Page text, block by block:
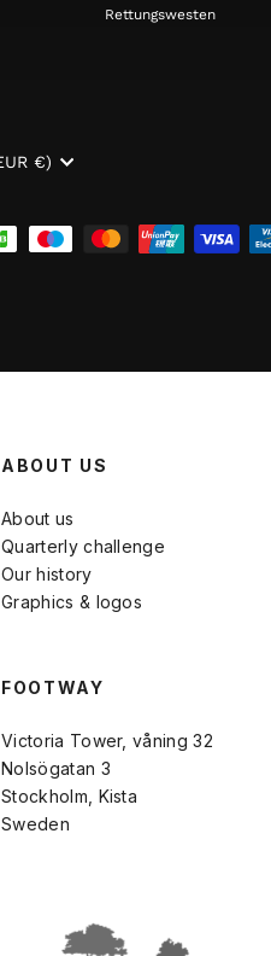
Rettungswesten
€)
ABOUT US
About us
Quarterly challenge
Our history
Graphics & logos
FOOTWAY
Victoria Tower, våning 32
Nolsögatan 3
Stockholm, Kista
Sweden